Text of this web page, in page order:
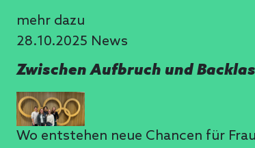
mehr dazu
28.10.2025 News
Zwischen Aufbruch und
Wo entstehen neue Chancen für